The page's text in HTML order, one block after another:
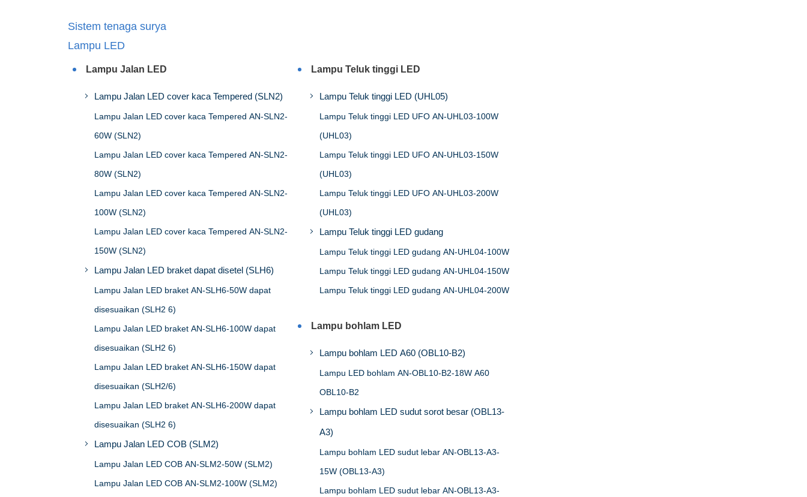
Sistem tenaga surya
Lampu LED
Lampu Jalan LED
Lampu Jalan LED cover kaca Tempered (SLN2)
Lampu Jalan LED cover kaca Tempered AN-SLN2-
60W (SLN2)
Lampu Jalan LED cover kaca Tempered AN-SLN2-
80W (SLN2)
Lampu Jalan LED cover kaca Tempered AN-SLN2-
100W (SLN2)
Lampu Jalan LED cover kaca Tempered AN-SLN2-
150W (SLN2)
Lampu Jalan LED braket dapat disetel (SLH6)
Lampu Jalan LED braket AN-SLH6-50W dapat
disesuaikan (SLH2 6)
Lampu Jalan LED braket AN-SLH6-100W dapat
disesuaikan (SLH2 6)
Lampu Jalan LED braket AN-SLH6-150W dapat
disesuaikan (SLH2/6)
Lampu Jalan LED braket AN-SLH6-200W dapat
disesuaikan (SLH2 6)
Lampu Jalan LED COB (SLM2)
Lampu Jalan LED COB AN-SLM2-50W (SLM2)
Lampu Jalan LED COB AN-SLM2-100W (SLM2)
Lampu Teluk tinggi LED
Lampu Teluk tinggi LED (UHL05)
Lampu Teluk tinggi LED UFO AN-UHL03-100W
(UHL03)
Lampu Teluk tinggi LED UFO AN-UHL03-150W
(UHL03)
Lampu Teluk tinggi LED UFO AN-UHL03-200W
(UHL03)
Lampu Teluk tinggi LED gudang
Lampu Teluk tinggi LED gudang AN-UHL04-100W
Lampu Teluk tinggi LED gudang AN-UHL04-150W
Lampu Teluk tinggi LED gudang AN-UHL04-200W
Lampu bohlam LED
Lampu bohlam LED A60 (OBL10-B2)
Lampu LED bohlam AN-OBL10-B2-18W A60
OBL10-B2
Lampu bohlam LED sudut sorot besar (OBL13-
A3)
Lampu bohlam LED sudut lebar AN-OBL13-A3-
15W (OBL13-A3)
Lampu bohlam LED sudut lebar AN-OBL13-A3-